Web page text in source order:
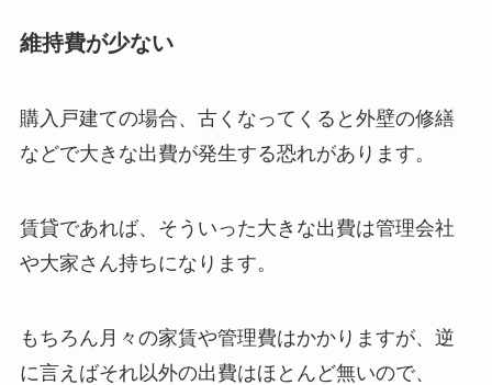
維持費が少ない
購入戸建ての場合、古くなってくると外壁の修繕
などで大きな出費が発生する恐れがあります。
賃貸であれば、そういった大きな出費は管理会社
や大家さん持ちになります。
もちろん月々の家賃や管理費はかかりますが、逆
に言えばそれ以外の出費はほとんど無いので、